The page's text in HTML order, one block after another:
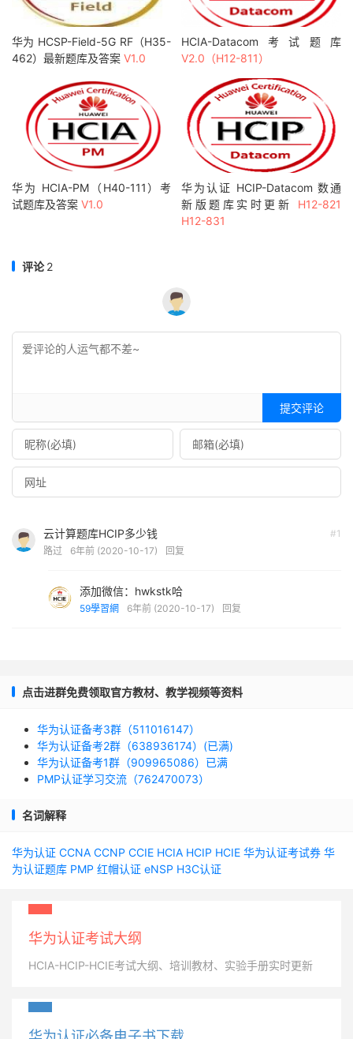
华为 HCSP-Field-5G RF（H35-
462）最新题库及答案 V1.0
HCIA-Datacom考试题库
V2.0（H12-811）
华为 HCIA-PM（H40-111）考
试题库及答案 V1.0
华为认证 HCIP-Datacom 数通
新版题库实时更新 H12-821
H12-831
评论2
提交评论
#1
云计算题库HCIP多少钱
路过 6年前 (2020-10-17) 回复
添加微信：hwkstk哈
59學習網 6年前 (2020-10-17) 回复
点击进群免费领取官方教材、教学视频等资料
华为认证备考3群（511016147）
华为认证备考2群（638936174）(已满)
华为认证备考1群（909965086）已满
PMP认证学习交流（762470073）
名词解释
华为认证 CCNA CCNP CCIE HCIA HCIP HCIE 华为认证考试券 华
为认证题库 PMP 红帽认证 eNSP H3C认证
华为认证考试大纲
HCIA-HCIP-HCIE考试大纲、培训教材、实验手册实时更新